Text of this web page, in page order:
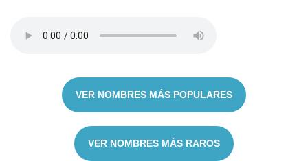
VER NOMBRES MÁS POPULARES
VER NOMBRES MÁS RAROS